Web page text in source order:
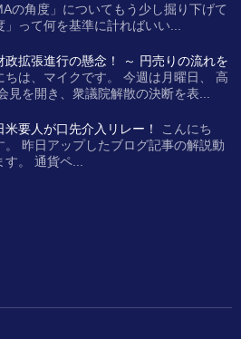
の角度」についてもう少し掘り下げて
」って何を基準に計ればいい...
政拡張進行の懸念！ ～ 円売りの流れを
ちは、マイクです。 今週は月曜日、 高
見を開き、衆議院解散の決断を表...
米要人が口先介入リレー！
こんにち
。 昨日アップしたブログ記事の解説動
す。 通貨ペ...